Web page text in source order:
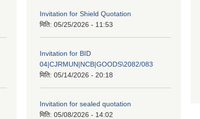
Invitation for Shield Quotation
मिति: 05/25/2026 - 11:53
Invitation for BID
04|CJRMUN|NCB|GOODS\2082/083
मिति: 05/14/2026 - 20:18
Invitation for sealed quotation
मिति: 05/08/2026 - 14:02